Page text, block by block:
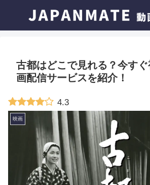
古都はどこで見れる？今す
画配信サービスを紹介！
4.3
映画